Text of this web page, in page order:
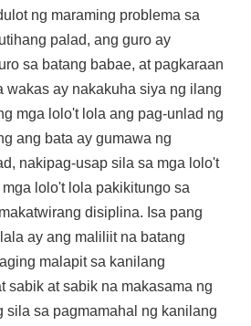
ng maraming problema sa
palad, ang guro ay
sa batang babae, at pagkaraan
wakas ay nakakuha siya ng ilang
mga lolo't lola ang pag-unlad ng
ang bata ay gumawa ng
nakipag-usap sila sa mga lolo't
lolo't lola pakikitungo sa
disiplina. Isa pang
ay ang maliliit na batang
malapit sa kanilang
sabik at sabik na makasama ng
sila sa pagmamahal ng kanilang